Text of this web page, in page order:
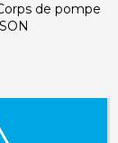
de pompe